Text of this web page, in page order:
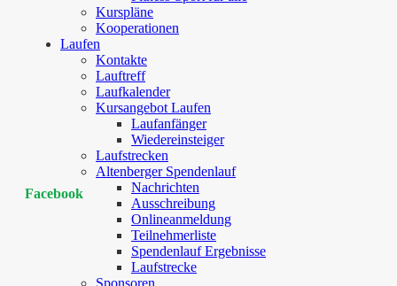
Kurspläne
Kooperationen
Laufen
Kontakte
Lauftreff
Laufkalender
Kursangebot Laufen
Laufanfänger
Wiedereinsteiger
Laufstrecken
Altenberger Spendenlauf
Nachrichten
Ausschreibung
Onlineanmeldung
Teilnehmerliste
Spendenlauf Ergebnisse
Laufstrecke
Sponsoren
Facebook